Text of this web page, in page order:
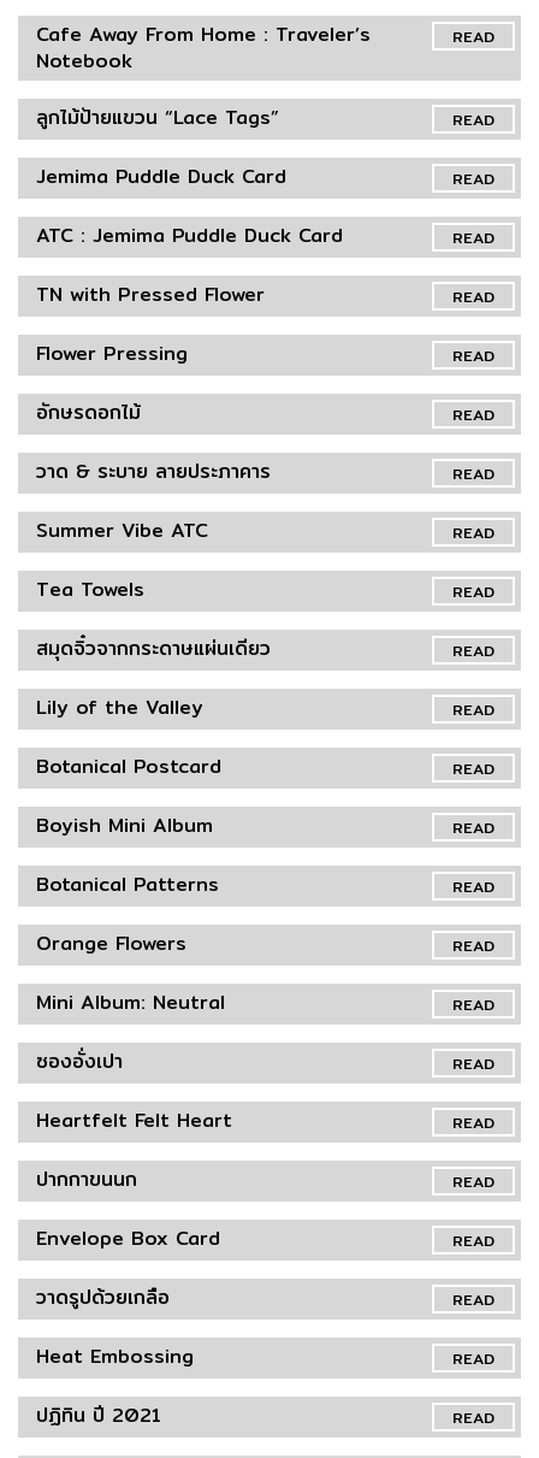
READ
Cafe Away From Home : Traveler’s
Notebook
READ
ลูกไม้ป้ายแขวน “Lace Tags”
READ
Jemima Puddle Duck Card
READ
ATC : Jemima Puddle Duck Card
READ
TN with Pressed Flower
READ
Flower Pressing
READ
อักษรดอกไม้
READ
วาด & ระบาย ลายประภาคาร
READ
Summer Vibe ATC
READ
Tea Towels
READ
สมุดจิ๋วจากกระดาษแผ่นเดียว
READ
Lily of the Valley
READ
Botanical Postcard
READ
Boyish Mini Album
READ
Botanical Patterns
READ
Orange Flowers
READ
Mini Album: Neutral
READ
ซองอั่งเปา
READ
Heartfelt Felt Heart
READ
ปากกาขนนก
READ
Envelope Box Card
READ
วาดรูปด้วยเกลือ
READ
Heat Embossing
READ
ปฏิทิน ปี 2021